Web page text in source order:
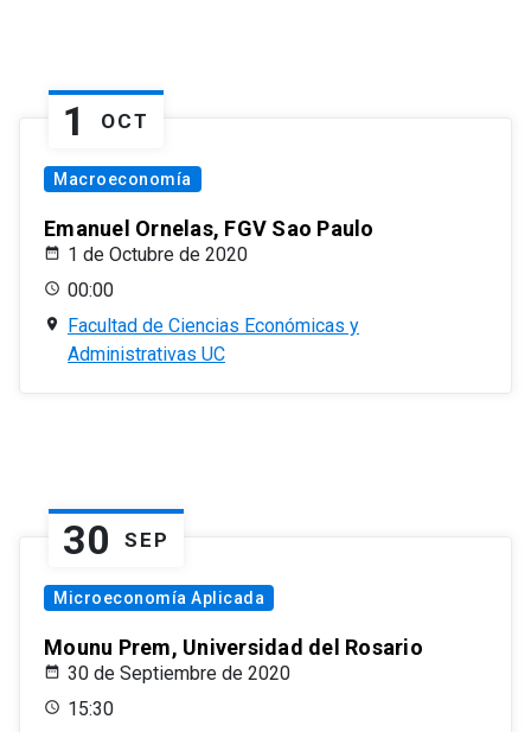
1 OCT
Macroeconomía
Emanuel Ornelas, FGV Sao Paulo
1 de Octubre de 2020
00:00
Facultad de Ciencias Económicas y
Administrativas UC
30 SEP
Microeconomía Aplicada
Mounu Prem, Universidad del Rosario
30 de Septiembre de 2020
15:30